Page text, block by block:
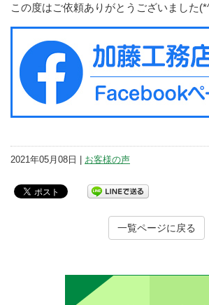
この度はご依頼ありがとうございました
2021年05月08日 | お客様の声
一覧ページに戻る